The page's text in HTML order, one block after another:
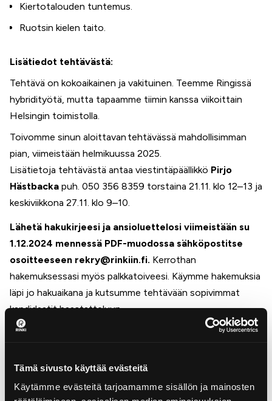
Tämä sivusto käyttää evästeitä
Käytämme evästeitä tarjoamamme sisällön ja mainosten
Kiertotalouden tuntemus.
Ruotsin kielen taito.
Lisätiedot tehtävästä:
Tehtävä on kokoaikainen ja vakituinen. Teemme Ringissä
hybridityötä, mutta tapaamme tiimin kanssa viikoittain
Helsingin toimistolla.
Toivomme sinun aloittavan tehtävässä mahdollisimman
pian, viimeistään helmikuussa 2025.
Lisätietoja tehtävästä antaa viestintäpäällikkö Pirjo
Hästbacka puh. 050 356 8359 torstaina 21.11. klo 12–13 ja
keskiviikkona 27.11. klo 9–10.
Lähetä hakukirjeesi ja ansioluettelosi viimeistään su
1.12.2024 mennessä PDF-muodossa sähköpostitse
osoitteeseen rekry@rinkiin.fi. Kerrothan
hakemuksessasi myös palkkatoiveesi. Käymme hakemuksia
läpi jo hakuaikana ja kutsumme tehtävään sopivimmat
kandidaatit haastatteluun.
kiinnostaa